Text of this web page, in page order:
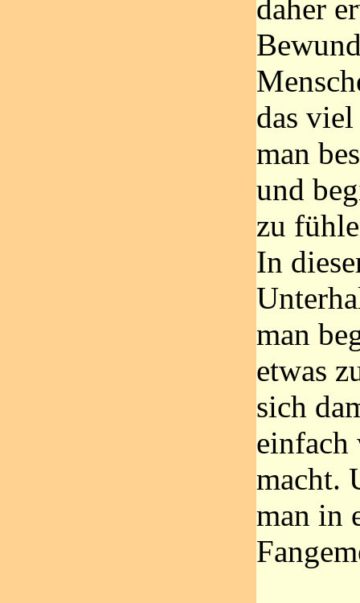
daher
das
man
und
zu
In
man
etwas
sich
einfach
macht.
man in